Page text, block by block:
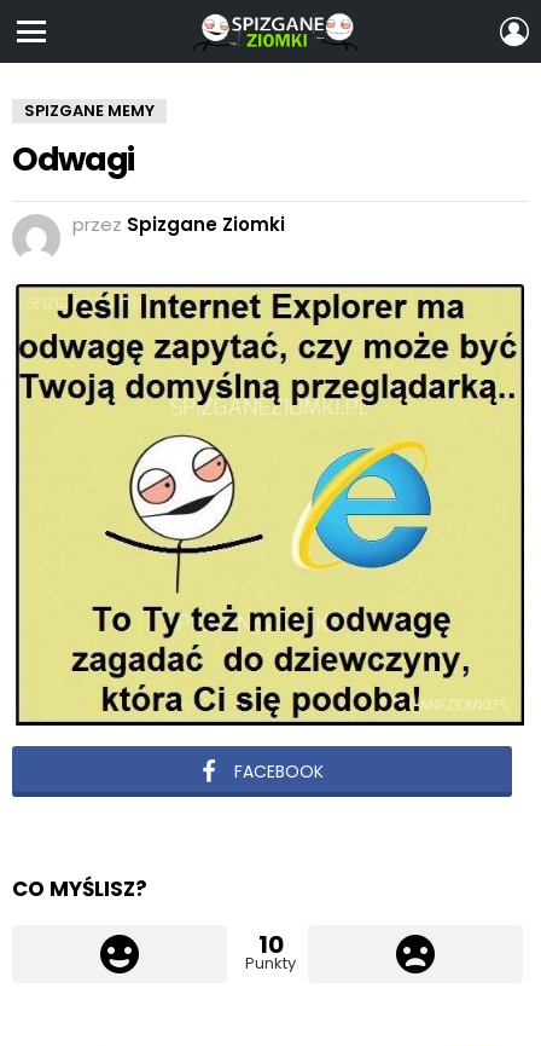
SPIZGANE MEMY
Odwagi
przez Spizgane Ziomki
FACEBOOK
CO MYŚLISZ?
10
Punkty